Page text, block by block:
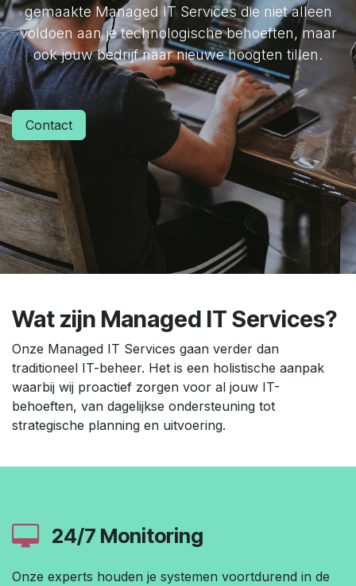
gemaakte Managed IT Services die niet alleen
voldoen aan je technologische behoeften, maar
ook jouw bedrijf naar nieuwe hoogten tillen.
Contact
Wat zijn Managed IT Services?
Onze Managed IT Services gaan verder dan
traditioneel IT-beheer. Het is een holistische aanpak
waarbij wij proactief zorgen voor al jouw IT-
behoeften, van dagelijkse ondersteuning tot
strategische planning en uitvoering.
24/7 Monitoring
Onze experts houden je systemen voortdurend in de